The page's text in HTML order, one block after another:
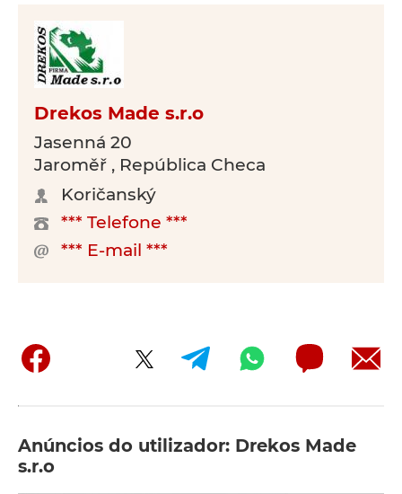
Drekos Made s.r.o
Jasenná 20
Jaroměř , República Checa
Koričanský
*** Telefone ***
*** E-mail ***
Anúncios do utilizador: Drekos Made
s.r.o